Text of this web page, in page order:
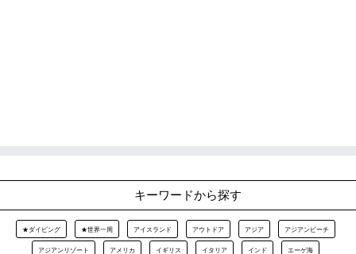
キーワードから探す
★ダイビング ★世界一周 アイスランド アウトドア アジア アジアンビーチ
アジアンリゾート アメリカ イギリス イタリア インド エーゲ海